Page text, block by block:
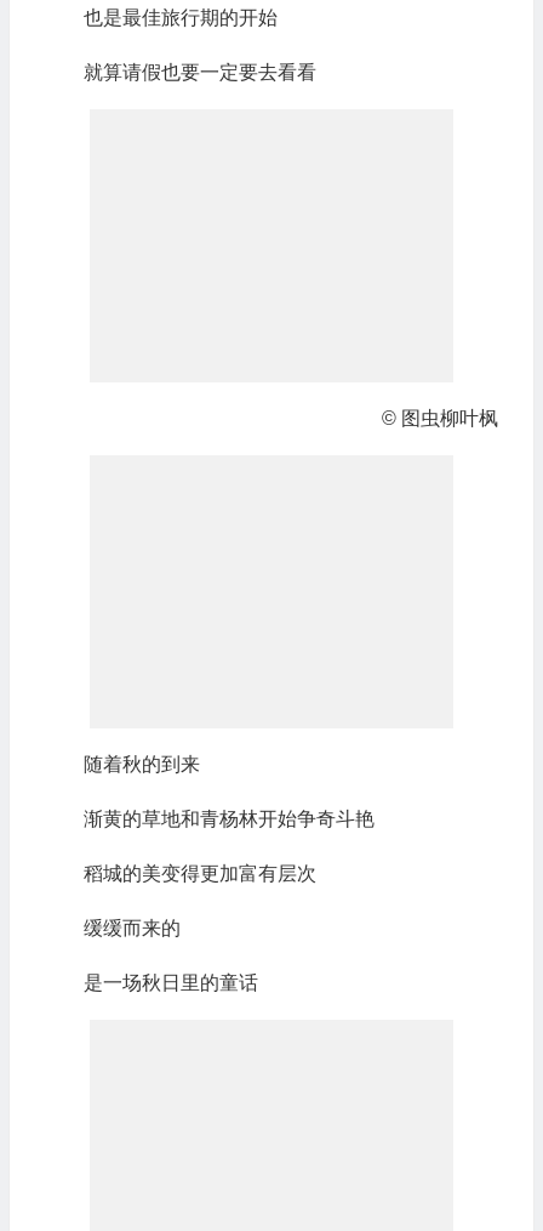
也是最佳旅行期的开始
就算请假也要一定要去看看
© 图虫柳叶枫
随着秋的到来
渐黄的草地和青杨林开始争奇斗艳
稻城的美变得更加富有层次
缓缓而来的
是一场秋日里的童话